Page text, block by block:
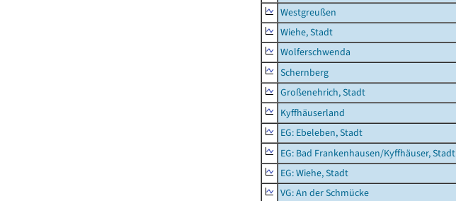
Westgreußen
Wiehe, Stadt
Wolferschwenda
Schernberg
Großenehrich, Stadt
Kyffhäuserland
EG: Ebeleben, Stadt
EG: Bad Frankenhausen/Kyffhäuser, Stadt
EG: Wiehe, Stadt
VG: An der Schmücke